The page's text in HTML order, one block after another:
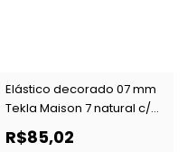
Elástico decorado 07 mm
Tekla Maison 7 natural c/
50 m
R$85,02